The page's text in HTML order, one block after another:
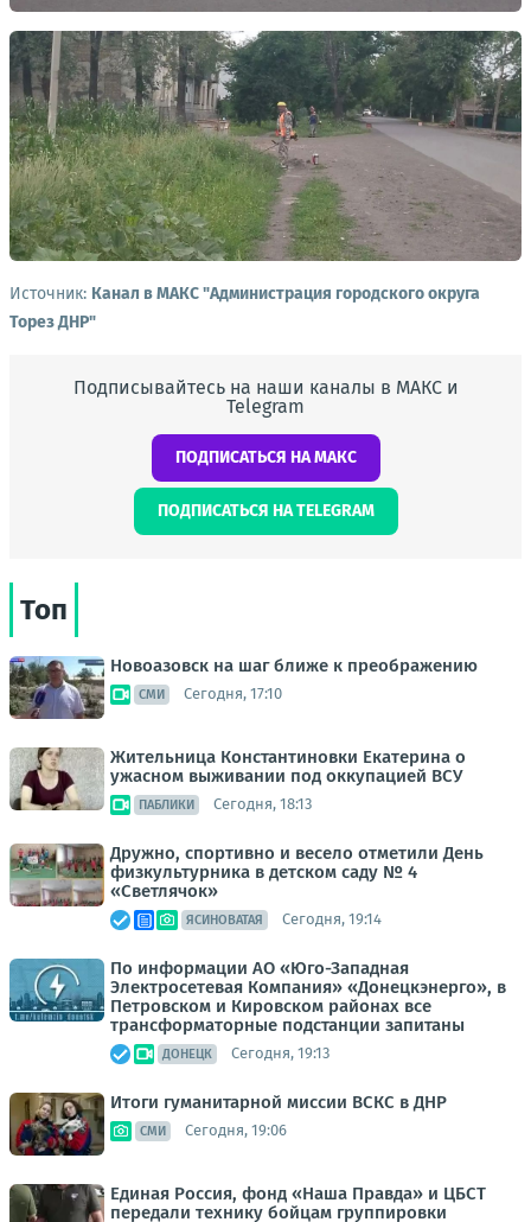
Источник: Канал в МАКС "Администрация городского округа
Торез ДНР"
Подписывайтесь на наши каналы в МАКС и
Telegram
ПОДПИСАТЬСЯ НА МАКС
ПОДПИСАТЬСЯ НА TELEGRAM
Топ
Новоазовск на шаг ближе к преображению
СМИ Сегодня, 17:10
Жительница Константиновки Екатерина о
ужасном выживании под оккупацией ВСУ
ПАБЛИКИ Сегодня, 18:13
Дружно, спортивно и весело отметили День
физкультурника в детском саду № 4
«Светлячок»
ЯСИНОВАТАЯ Сегодня, 19:14
По информации АО «Юго-Западная
Электросетевая Компания» «Донецкэнерго», в
Петровском и Кировском районах все
трансформаторные подстанции запитаны
ДОНЕЦК Сегодня, 19:13
Итоги гуманитарной миссии ВСКС в ДНР
СМИ Сегодня, 19:06
Единая Россия, фонд «Наша Правда» и ЦБСТ
передали технику бойцам группировки